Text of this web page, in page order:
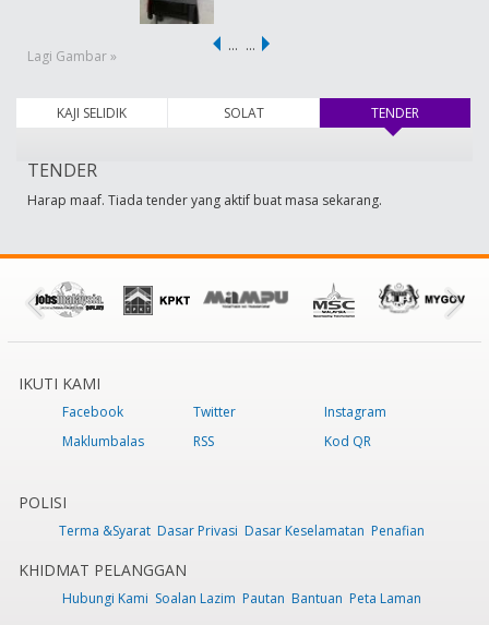
Lagi Gambar »
… …
KAJI SELIDIK SOLAT TENDER
TENDER
Harap maaf. Tiada tender yang aktif buat masa sekarang.
IKUTI KAMI
Facebook Twitter
Instagram
Maklumbalas
RSS Kod QR
POLISI
Terma &Syarat Dasar Privasi Dasar Keselamatan Penafian
KHIDMAT PELANGGAN
Hubungi Kami Soalan Lazim Pautan Bantuan Peta Laman